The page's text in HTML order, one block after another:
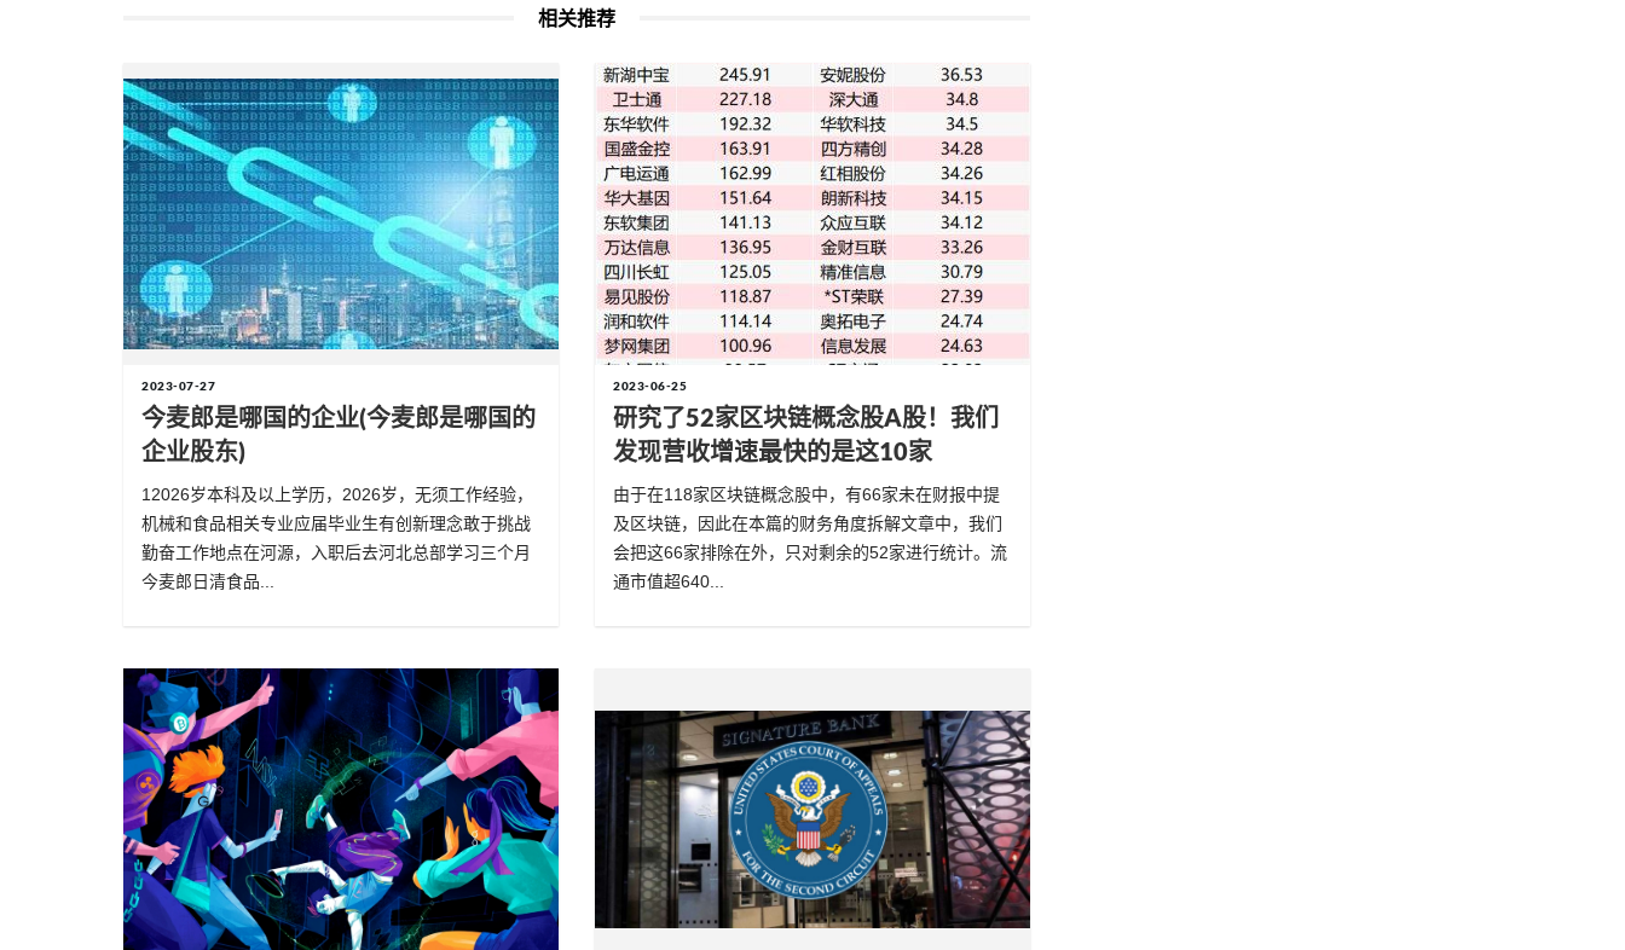
相关推荐
2023-07-27
今麦郎是哪国的企业(今麦郎是哪国的
企业股东)
12026岁本科及以上学历，2026岁，无须工作经验，
机械和食品相关专业应届毕业生有创新理念敢于挑战
勤奋工作地点在河源，入职后去河北总部学习三个月
今麦郎日清食品...
2023-06-25
研究了52家区块链概念股A股！我们
发现营收增速最快的是这10家
由于在118家区块链概念股中，有66家未在财报中提
及区块链，因此在本篇的财务角度拆解文章中，我们
会把这66家排除在外，只对剩余的52家进行统计。流
通市值超640...